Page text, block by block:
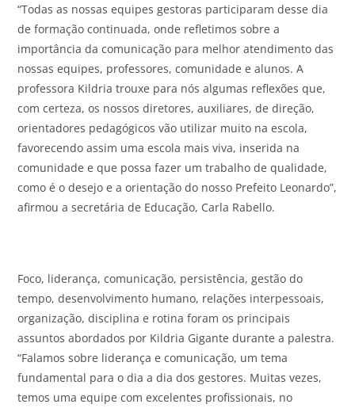
“Todas as nossas equipes gestoras participaram desse dia
de formação continuada, onde refletimos sobre a
importância da comunicação para melhor atendimento das
nossas equipes, professores, comunidade e alunos. A
professora Kildria trouxe para nós algumas reflexões que,
com certeza, os nossos diretores, auxiliares, de direção,
orientadores pedagógicos vão utilizar muito na escola,
favorecendo assim uma escola mais viva, inserida na
comunidade e que possa fazer um trabalho de qualidade,
como é o desejo e a orientação do nosso Prefeito Leonardo”,
afirmou a secretária de Educação, Carla Rabello.
Foco, liderança, comunicação, persistência, gestão do
tempo, desenvolvimento humano, relações interpessoais,
organização, disciplina e rotina foram os principais
assuntos abordados por Kildria Gigante durante a palestra.
“Falamos sobre liderança e comunicação, um tema
fundamental para o dia a dia dos gestores. Muitas vezes,
temos uma equipe com excelentes profissionais, no